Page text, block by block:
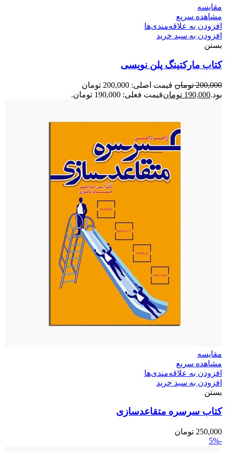
مقایسه
مشاهده سریع
افزودن به علاقه‌مندی‌ها
افزودن به سبد خرید
بستن
کتاب مارکتینگ پلن نویسی
200,000 تومان
قیمت اصلی: 200,000 تومان
بود.190,000 تومانقیمت فعلی: 190,000 تومان.
مقایسه
مشاهده سریع
افزودن به علاقه‌مندی‌ها
افزودن به سبد خرید
بستن
کتاب سرسره متقاعدسازی
250,000 تومان
-5%